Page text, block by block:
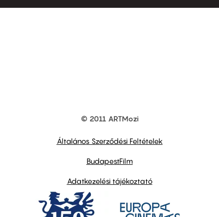
© 2011 ARTMozi
Általános Szerződési Feltételek
BudapestFilm
Adatkezelési tájékoztató